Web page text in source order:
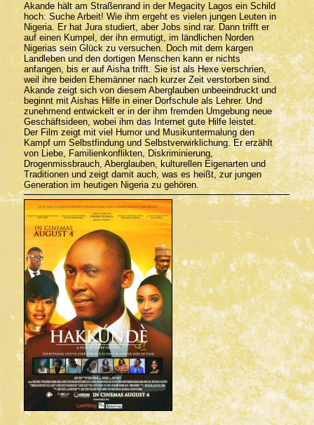
Akande hält am Straßenrand in der Megacity Lagos ein Schild
hoch: Suche ­Arbeit! Wie ihm ergeht es vielen jungen Leuten in
Nigeria. Er hat Jura studiert, aber Jobs sind rar. Dann trifft er
auf einen Kumpel, der ihn ermutigt, im ­ländlichen Norden
Nigerias sein Glück zu versuchen. Doch mit dem kargen
Landleben und den dortigen Menschen kann er nichts
anfangen, bis er auf Aisha trifft. Sie ist als Hexe verschrien,
weil ihre beiden Ehemänner nach kurzer Zeit verstorben sind.
Akande zeigt sich von diesem Aberglauben unbeeindruckt und
beginnt mit Aishas Hilfe in einer Dorfschule als Lehrer. Und
zunehmend entwickelt er in der ihm fremden Umgebung neue
Geschäftsideen, wobei ihm das Internet gute Hilfe leistet.
Der Film zeigt mit viel Humor und Musikuntermalung den
Kampf um Selbst­findung und Selbstverwirklichung. Er erzählt
von Liebe, Familienkonflikten, ­Diskriminierung,
Drogenmissbrauch, Aberglauben, kulturellen Eigenarten und
Traditionen und zeigt damit auch, was es heißt, zur jungen
Generation im ­heutigen Nigeria zu gehören.